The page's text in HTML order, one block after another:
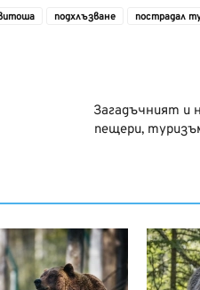
подхлъзване пострадал
Загадъчният и
пещери,